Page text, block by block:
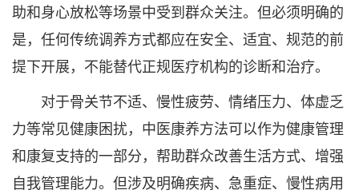
助和身心放松等场景中受到群众关注。但必须明确的
是，任何传统调养方式都应在安全、适宜、规范的前
提下开展，不能替代正规医疗机构的诊断和治疗。
对于骨关节不适、慢性疲劳、情绪压力、体虚乏
力等常见健康困扰，中医康养方法可以作为健康管理
和康复支持的一部分，帮助群众改善生活方式、增强
自我管理能力。但涉及明确疾病、急重症、慢性病用